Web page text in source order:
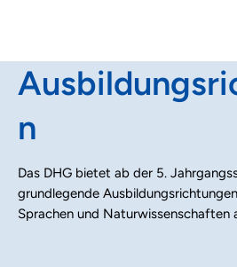
n
Das DHG bietet ab der 5.
grundlegende
Sprachen und Naturwissenschaften